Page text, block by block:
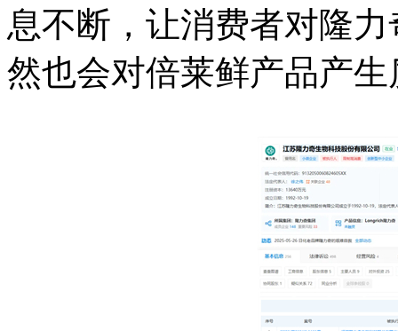
息不断，让消费者对隆
然也会对倍莱鲜产品产生